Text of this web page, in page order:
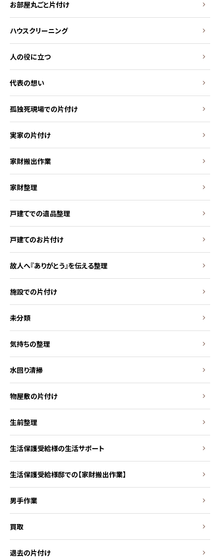
お部屋丸ごと片付け
ハウスクリーニング
人の役に立つ
代表の想い
孤独死現場での片付け
実家の片付け
家財搬出作業
家財整理
戸建てでの遺品整理
戸建てのお片付け
故人へ『ありがとう』を伝える整理
施設での片付け
未分類
気持ちの整理
水回り清掃
物屋敷の片付け
生前整理
生活保護受給様の生活サポート
生活保護受給様邸での【家財搬出作業】
男手作業
買取
退去の片付け